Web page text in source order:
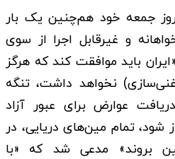
روز جمعه خود هم‌چنین یک بار
و غیرقابل اجرا از سوی
باید موافقت کند که هرگز
نخواهد داشت، تنگه
عوارض برای عبور آزاد
تمام مین‌های دریایی، در
بروند» مدعی شد که «با